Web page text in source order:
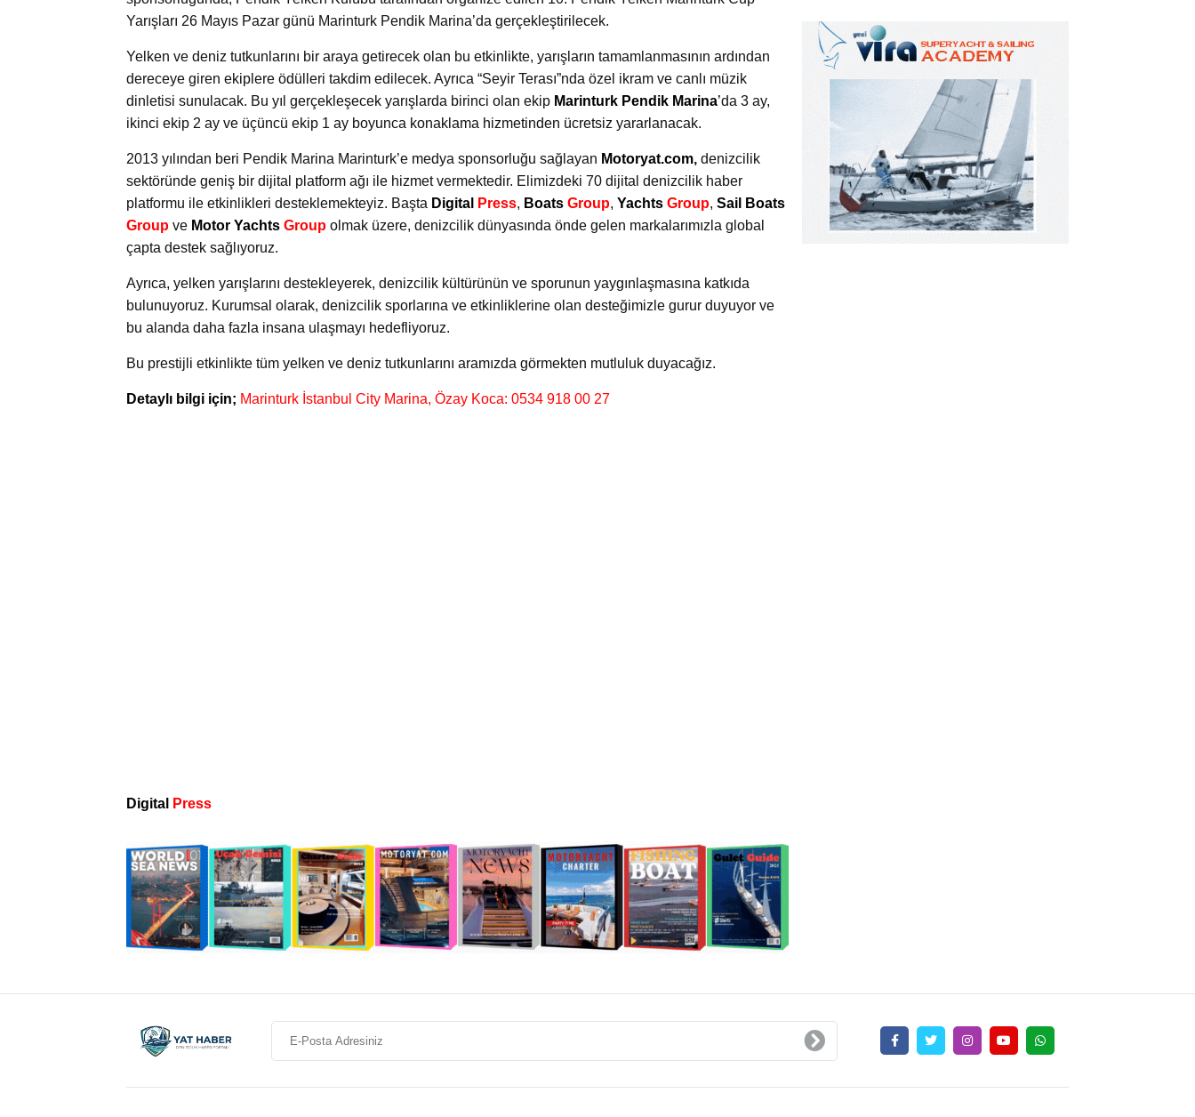
Yarışları 26 Mayıs Pazar günü Marinturk Pendik Marina’da gerçekleştirilecek.
Yelken ve deniz tutkunlarını bir araya getirecek olan bu etkinlikte, yarışların tamamlanmasının ardından
dereceye giren ekiplere ödülleri takdim edilecek. Ayrıca “Seyir Terası”nda özel ikram ve canlı müzik
dinletisi sunulacak. Bu yıl gerçekleşecek yarışlarda birinci olan ekip Marinturk Pendik Marina’da 3 ay,
ikinci ekip 2 ay ve üçüncü ekip 1 ay boyunca konaklama hizmetinden ücretsiz yararlanacak.
2013 yılından beri Pendik Marina Marinturk’e medya sponsorluğu sağlayan Motoryat.com, denizcilik
sektöründe geniş bir dijital platform ağı ile hizmet vermektedir. Elimizdeki 70 dijital denizcilik haber
platformu ile etkinlikleri desteklemekteyiz. Başta Digital Press, Boats Group, Yachts Group, Sail Boats
Group ve Motor Yachts Group olmak üzere, denizcilik dünyasında önde gelen markalarımızla global
çapta destek sağlıyoruz.
Ayrıca, yelken yarışlarını destekleyerek, denizcilik kültürünün ve sporunun yaygınlaşmasına katkıda
bulunuyoruz. Kurumsal olarak, denizcilik sporlarına ve etkinliklerine olan desteğimizle gurur duyuyor ve
bu alanda daha fazla insana ulaşmayı hedefliyoruz.
Bu prestijli etkinlikte tüm yelken ve deniz tutkunlarını aramızda görmekten mutluluk duyacağız.
Detaylı bilgi için; Marinturk İstanbul City Marina, Özay Koca: 0534 918 00 27
Digital Press